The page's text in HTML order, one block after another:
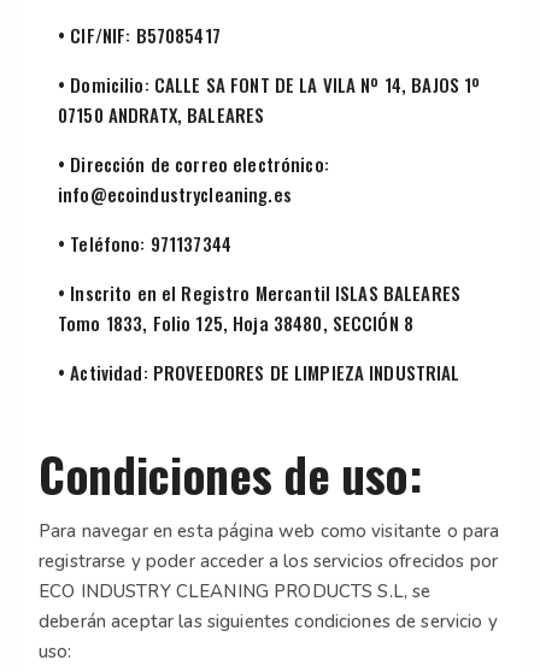
• CIF/NIF: B57085417
• Domicilio: CALLE SA FONT DE LA VILA Nº 14, BAJOS 1º
07150 ANDRATX, BALEARES
• Dirección de correo electrónico:
info@ecoindustrycleaning.es
• Teléfono: 971137344
• Inscrito en el Registro Mercantil ISLAS BALEARES
Tomo 1833, Folio 125, Hoja 38480, SECCIÓN 8
• Actividad: PROVEEDORES DE LIMPIEZA INDUSTRIAL
Condiciones de uso:
Para navegar en esta página web como visitante o para
registrarse y poder acceder a los servicios ofrecidos por
ECO INDUSTRY CLEANING PRODUCTS S.L, se
deberán aceptar las siguientes condiciones de servicio y
uso: